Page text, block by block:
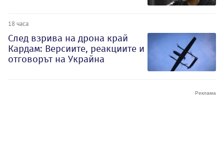
18 часа
След взрива на дрона край
Кардам: Версиите, реакциите и
отговорът на Украйна